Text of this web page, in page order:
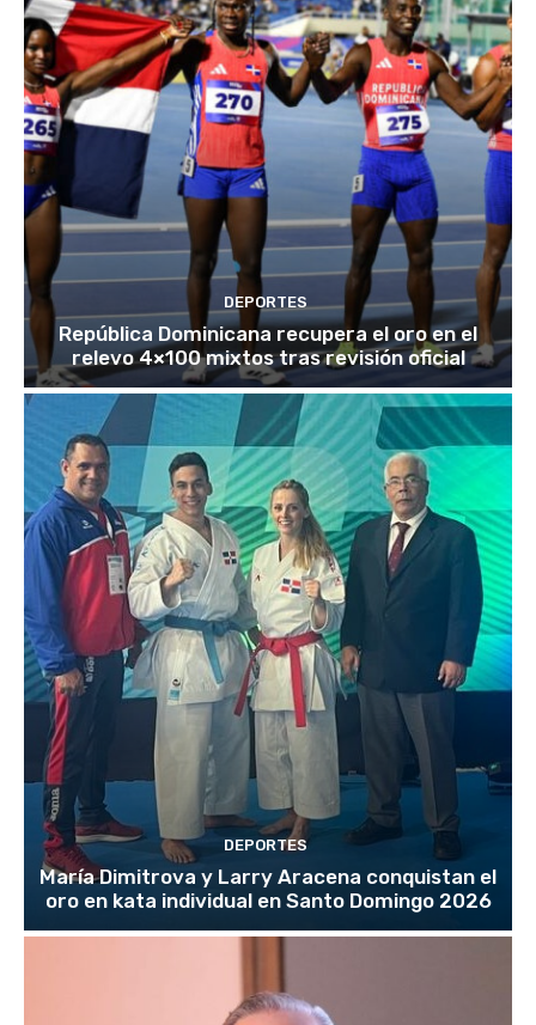
DEPORTES
República Dominicana recupera el oro en el
relevo 4×100 mixtos tras revisión oficial
DEPORTES
María Dimitrova y Larry Aracena conquistan el
oro en kata individual en Santo Domingo 2026